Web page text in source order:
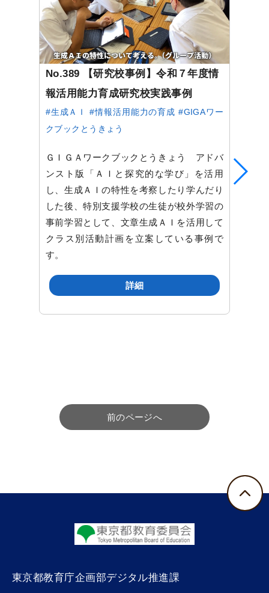
No.389 【研究校事例】令和７年度情
報活用能力育成研究校実践事例
#生成ＡＩ #情報活用能力の育成 #GIGAワー
クブックとうきょう
ＧＩＧＡワークブックとうきょう アドバ
ンスト版「ＡＩと探究的な学び」を活用
し、生成ＡＩの特性を考察したり学んだり
した後、特別支援学校の生徒が校外学習の
事前学習として、文章生成ＡＩを活用して
クラス別活動計画を立案している事例で
す。
詳細
前のページへ
東京都教育庁企画部デジタル推進課